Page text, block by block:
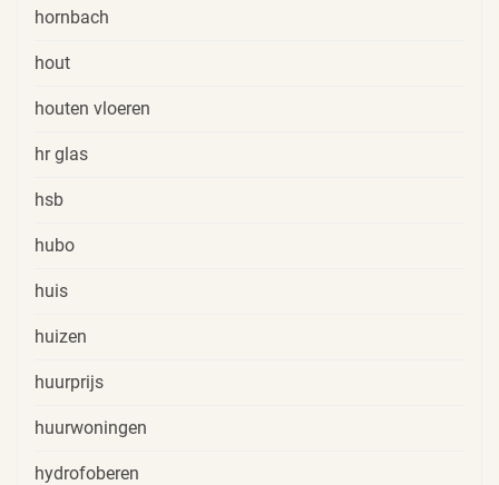
hornbach
hout
houten vloeren
hr glas
hsb
hubo
huis
huizen
huurprijs
huurwoningen
hydrofoberen